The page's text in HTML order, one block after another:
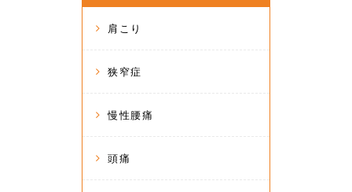
肩こり
狭窄症
慢性腰痛
頭痛